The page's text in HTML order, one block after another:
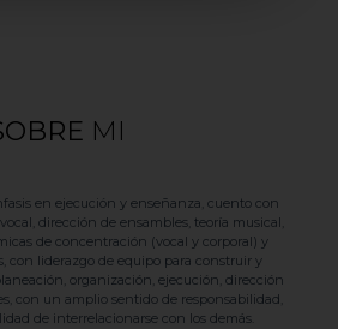
MI
en ejecución y enseñanza, cuento con
dirección de ensambles, teoría musical,
de concentración (vocal y corporal) y
con liderazgo de equipo para construir y
organización, ejecución, dirección
con un amplio sentido de responsabilidad,
de interrelacionarse con los demás.